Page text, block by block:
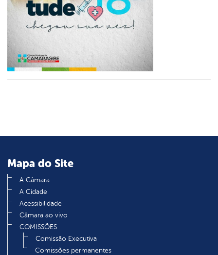
Mapa do Site
A Câmara
A Cidade
Acessibilidade
Câmara ao vivo
COMISSÕES
Comissão Executiva
Comissões permanentes